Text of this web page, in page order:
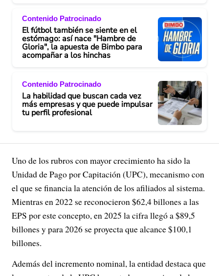
Contenido Patrocinado
El fútbol también se siente en el
estómago: así nace "Hambre de
Gloria", la apuesta de Bimbo para
acompañar a los hinchas
Contenido Patrocinado
La habilidad que buscan cada vez
más empresas y que puede impulsar
tu perfil profesional
Uno de los rubros con mayor crecimiento ha sido la
Unidad de Pago por Capitación (UPC), mecanismo con
el que se financia la atención de los afiliados al sistema.
Mientras en 2022 se reconocieron $62,4 billones a las
EPS por este concepto, en 2025 la cifra llegó a $89,5
billones y para 2026 se proyecta que alcance $100,1
billones.
Además del incremento nominal, la entidad destaca que